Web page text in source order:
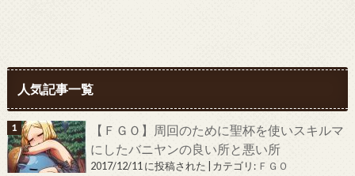
人気記事一覧
【ＦＧＯ】周回のために聖杯を使いスキルマ
にしたバニヤンの良い所と悪い所
2017/12/11 に投稿された カテゴリ: ＦＧＯ